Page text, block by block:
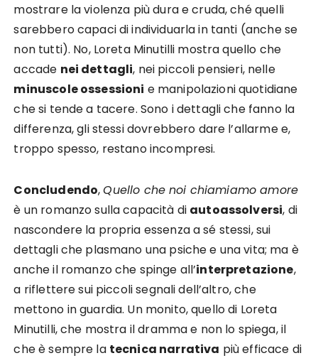
mostrare la violenza più dura e cruda, ché quelli
sarebbero capaci di individuarla in tanti (anche se
non tutti). No, Loreta Minutilli mostra quello che
accade nei dettagli, nei piccoli pensieri, nelle
minuscole ossessioni e manipolazioni quotidiane
che si tende a tacere. Sono i dettagli che fanno la
differenza, gli stessi dovrebbero dare l’allarme e,
troppo spesso, restano incompresi.
Concludendo,Quello che noi chiamiamo amore
è un romanzo sulla capacità di autoassolversi, di
nascondere la propria essenza a sé stessi, sui
dettagli che plasmano una psiche e una vita; ma è
anche il romanzo che spinge all’interpretazione,
a riflettere sui piccoli segnali dell’altro, che
mettono in guardia. Un monito, quello di Loreta
Minutilli, che mostra il dramma e non lo spiega, il
che è sempre la tecnica narrativa più efficace di